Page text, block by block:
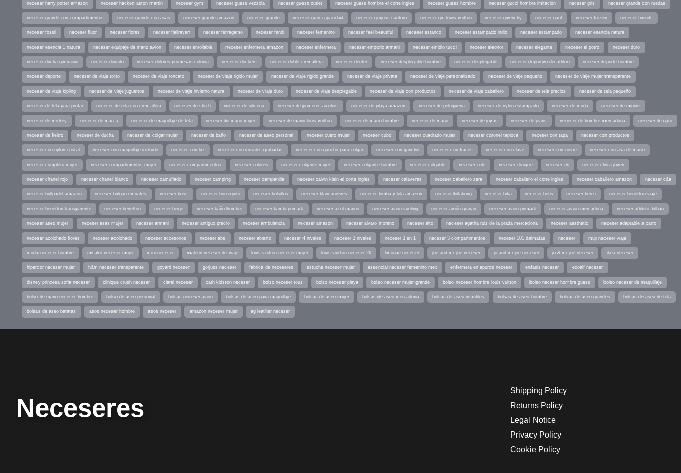
neceser harry potter amazon neceser hackett aston martin neceser gym neceser guess vezzola neceser guess outlet neceser guess hombre el corte ingles neceser guess hombre neceser gucci hombre imitacion neceser gris neceser grande con ruedas
neceser grande con compartimentos neceser grande con asas neceser grande amazon neceser grande neceser gran capacidad neceser gorjuss santoro neceser gm louis vuitton neceser givenchy neceser gant neceser frozen neceser friends
neceser fossil neceser fluor neceser flores neceser fjallraven neceser ferragamo neceser fendi neceser femenino neceser feel beautiful neceser estanco neceser estampado indio neceser estampado neceser esencia natura
neceser esencia 1 natura neceser equipaje de mano avion neceser enrollable neceser enfermera amazon neceser enfermera neceser emporio armani neceser emidio tucci neceser eleonor neceser elegante neceser el potro neceser duro
neceser ducha gimnasio neceser dorado neceser dolores promesas colonia neceser dockers neceser doble cremallera neceser deuter neceser desplegable hombre neceser desplegable neceser deportivo decathlon neceser deporte hombre
neceser deporte neceser de viaje totto neceser de viaje roncato neceser de viaje rigido mujer neceser de viaje rigido grande neceser de viaje privata neceser de viaje personalizado neceser de viaje pequeño neceser de viaje mujer transparente
neceser de viaje kipling neceser de viaje juguettos neceser de viaje invierno natura neceser de viaje duro neceser de viaje desplegable neceser de viaje con productos neceser de viaje caballero neceser de tela precios neceser de tela pequeño
neceser de tela para pintar neceser de tela con cremallera neceser de stitch neceser de silicona neceser de primeros auxilios neceser de playa amazon neceser de peluqueria neceser de nylon estampado neceser de moda neceser de minnie
neceser de mickey neceser de marca neceser de maquillaje de tela neceser de mano mujer neceser de mano louis vuitton neceser de mano hombre neceser de mano neceser de joyas neceser de jeans neceser de hombre mercadona neceser de gato
neceser de fieltro neceser de ducha neceser de colgar mujer neceser de baño neceser de aseo personal neceser cuero mujer neceser cubo neceser cuadrado mujer neceser coronel tapioca neceser con tapa neceser con productos
neceser con nylon cristal neceser con maquillaje incluido neceser con luz neceser con iniciales grabadas neceser con gancho para colgar neceser con gancho neceser con frases neceser con clave neceser con cierre neceser con asa de mano
neceser completo mujer neceser compartimentos mujer neceser compartimentos neceser colores neceser colgante mujer neceser colgante hombre neceser colgable neceser cole neceser clinique neceser ck neceser chica joven
neceser chanel rojo neceser chanel blanco neceser camuflado neceser camping neceser campanilla neceser calvin klein el corte ingles neceser calaveras neceser caballero zara neceser caballero el corte ingles neceser caballero amazon neceser c&a
neceser bullpadel amazon neceser bulgari emirates neceser boss neceser borreguito neceser bolsillos neceser blancanieves neceser bimba y lola amazon neceser billabong neceser biba neceser betis neceser benzi neceser benetton viaje
neceser benetton transparente neceser benetton neceser beige neceser baño hombre neceser bambi primark neceser azul marino neceser avion vueling neceser avión ryanair neceser avion primark neceser avion mercadona neceser athletic bilbao
neceser aseo mujer neceser asas mujer neceser armani neceser antiguo precio neceser ambulancia neceser amazon neceser alvaro moreno neceser alto neceser agatha ruiz de la prada mercadona neceser aesthetic neceser adaptable a carro
neceser acolchado flores neceser acolchado neceser accesorios neceser abs neceser abierto neceser 4 niveles neceser 3 niveles neceser 3 en 1 neceser 3 compartimentos neceser 101 dalmatas neceser muji neceser viaje
moda neceser hombre misako neceser mujer mini neceser maletin neceser de viaje louis vuitton neceser mujer louis vuitton neceser 26 limonae neceser joe and mr joe neceser jo and mr joe neceser jo & mr joe neceser ikea neceser
hipercor neceser mujer h&m neceser transparente goyard neceser gorjuss neceser fabrica de neceseres estuche neceser mujer essencial neceser femenino mex enfermera en apuros neceser enfasis neceser ecoalf neceser
disney princesa sofia neceser clinique crush neceser clarel neceser cath kidston neceser bolso neceser tous bolso neceser playa bolso neceser mujer grande bolso neceser hombre louis vuitton bolso neceser hombre guess bolso neceser de maquillaje
bolso de mano neceser hombre bolso de aseo personal bolsas neceser avion bolsas de aseo para maquillaje bolsas de aseo mujer bolsas de aseo mercadona bolsas de aseo infantiles bolsas de aseo hombre bolsas de aseo grandes bolsas de aseo de tela
bolsas de aseo baratas asos neceser hombre asos neceser amazon neceser mujer ag leather neceser
Neceseres
Shipping Policy
Returns Policy
Legal Notice
Privacy Policy
Cookie Policy